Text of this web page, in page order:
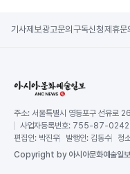
기사제보광고문의 구독신청제휴문
주소: 서울특별시 영등포구 선유로
사업자등록번호: 755-87-
편집인: 박진우 발행인: 김동수 청
Copyright by 아시아문화예술일